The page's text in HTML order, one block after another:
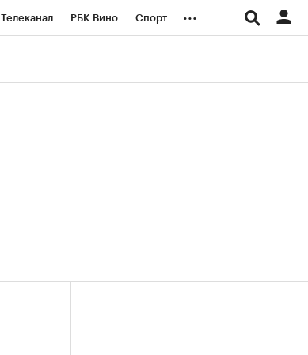
Телеканал РБК Вино Спорт ...